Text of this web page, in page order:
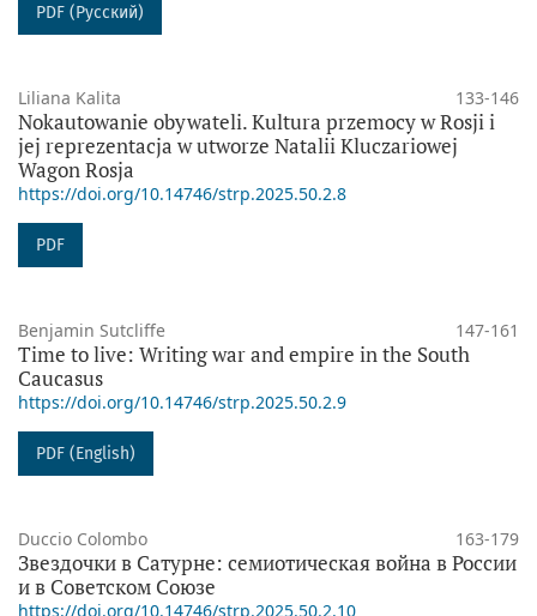
PDF (Русский)
Liliana Kalita 133-146
Nokautowanie obywateli. Kultura przemocy w Rosji i
jej reprezentacja w utworze Natalii Kluczariowej
Wagon Rosja
https://doi.org/10.14746/strp.2025.50.2.8
PDF
Benjamin Sutcliffe 147-161
Time to live: Writing war and empire in the South
Caucasus
https://doi.org/10.14746/strp.2025.50.2.9
PDF (English)
Duccio Colombo 163-179
Звездочки в Сатурне: семиотическая война в России
и в Советском Союзе
https://doi.org/10.14746/strp.2025.50.2.10